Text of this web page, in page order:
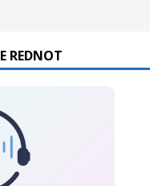
REDNOT